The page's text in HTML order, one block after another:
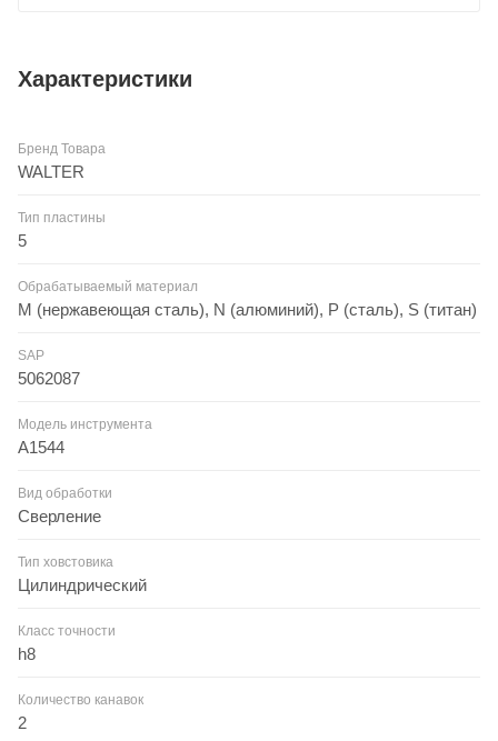
Характеристики
Бренд Товара
WALTER
Тип пластины
5
Обрабатываемый материал
M (нержавеющая сталь), N (алюминий), P (сталь), S (титан)
SAP
5062087
Модель инструмента
A1544
Вид обработки
Сверление
Тип ховстовика
Цилиндрический
Класс точности
h8
Количество канавок
2